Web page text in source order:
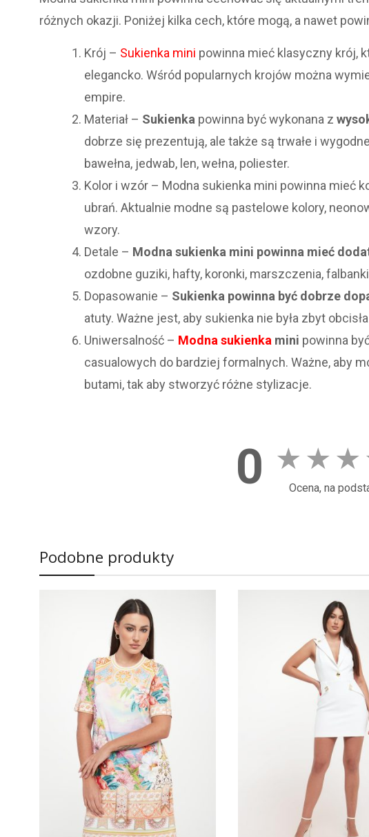
różnych okazji. Poniżej kilka cech, które mogą, a nawet
Krój – Sukienka mini powinna mieć klasyczny krój,
elegancko. Wśród popularnych krojów można
empire.
Materiał – Sukienka powinna być wykonana z
dobrze się prezentują, ale także są trwałe i
bawełna, jedwab, len, wełna, poliester.
Kolor i wzór – Modna sukienka mini powinna mieć
ubrań. Aktualnie modne są pastelowe kolory,
wzory.
Detale – Modna sukienka mini powinna mieć
ozdobne guziki, hafty, koronki, marszczenia,
Dopasowanie – Sukienka powinna być dobrze
atuty. Ważne jest, aby sukienka nie była zbyt
Uniwersalność – Modna sukienka mini powinna
casualowych do bardziej formalnych. Ważne, aby
butami, tak aby stworzyć różne stylizacje.
0 ★ ★ ★
Ocena, na
Podobne produkty